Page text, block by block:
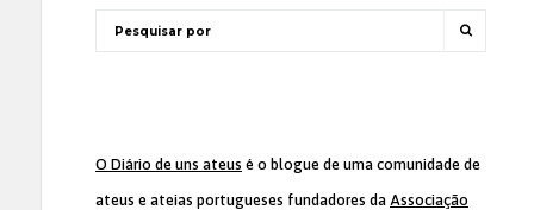
O Diário de uns ateus é o blogue de uma comunidade de
ateus e ateias portugueses fundadores da Associação